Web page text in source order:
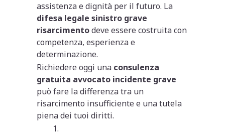
assistenza e dignità per il futuro. La
difesa legale sinistro grave
risarcimentodeve essere costruita con
competenza, esperienza e
determinazione.
Richiedere oggi una consulenza
gratuita avvocato incidente grave
può fare la differenza tra un
risarcimento insufficiente e una tutela
piena dei tuoi diritti.